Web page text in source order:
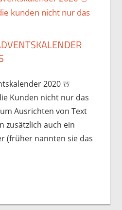
2020 ☃️️
Kunden nicht nur das
Ausrichten von Text
zusätzlich auch ein
(früher nannten sie das